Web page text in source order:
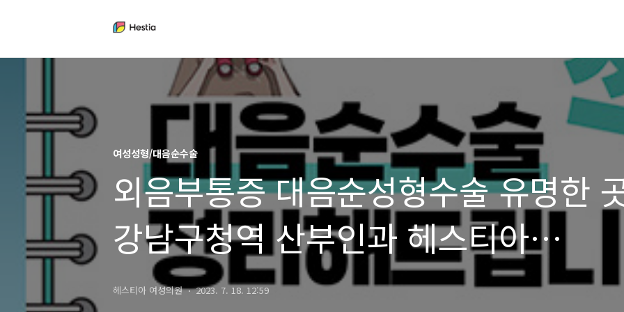
여성성형/대음순수술
외음부통증 대음순성형수술 유명한
강남구청역 산부인과 헤스티아
여성의원
헤스티아 여성의원 2023. 7. 18. 12:59